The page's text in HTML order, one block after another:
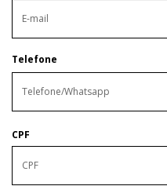
Telefone
CPF